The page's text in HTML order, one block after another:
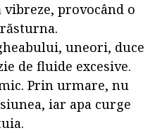
provocând o
uneori, duce
de fluide excesive.
Prin urmare, nu
iar apa curge